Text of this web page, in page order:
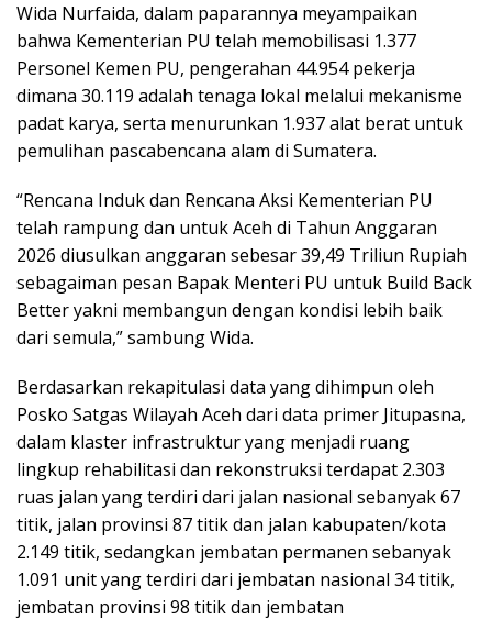
Wida Nurfaida, dalam paparannya meyampaikan
bahwa Kementerian PU telah memobilisasi 1.377
Personel Kemen PU, pengerahan 44.954 pekerja
dimana 30.119 adalah tenaga lokal melalui mekanisme
padat karya, serta menurunkan 1.937 alat berat untuk
pemulihan pascabencana alam di Sumatera.
“Rencana Induk dan Rencana Aksi Kementerian PU
telah rampung dan untuk Aceh di Tahun Anggaran
2026 diusulkan anggaran sebesar 39,49 Triliun Rupiah
sebagaiman pesan Bapak Menteri PU untuk Build Back
Better yakni membangun dengan kondisi lebih baik
dari semula,” sambung Wida.
Berdasarkan rekapitulasi data yang dihimpun oleh
Posko Satgas Wilayah Aceh dari data primer Jitupasna,
dalam klaster infrastruktur yang menjadi ruang
lingkup rehabilitasi dan rekonstruksi terdapat 2.303
ruas jalan yang terdiri dari jalan nasional sebanyak 67
titik, jalan provinsi 87 titik dan jalan kabupaten/kota
2.149 titik, sedangkan jembatan permanen sebanyak
1.091 unit yang terdiri dari jembatan nasional 34 titik,
jembatan provinsi 98 titik dan jembatan